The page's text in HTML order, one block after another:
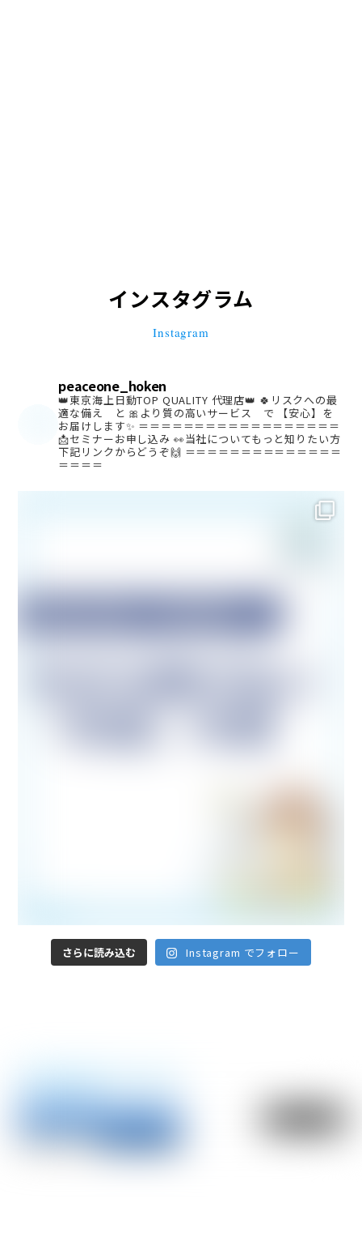
インスタグラム
Instagram
peaceone_hoken
👑東京海上日動TOP QUALITY 代理店👑 🍀リスクへの最
適な備え と 🎀より質の高いサービス で 【安心】を
お届けします✨ ＝＝＝＝＝＝＝＝＝＝＝＝＝＝＝＝＝＝
📩セミナーお申し込み 👀当社についてもっと知りたい方
下記リンクからどうぞ🙌 ＝＝＝＝＝＝＝＝＝＝＝＝＝＝
＝＝＝＝
さらに読み込む Instagram でフォロー